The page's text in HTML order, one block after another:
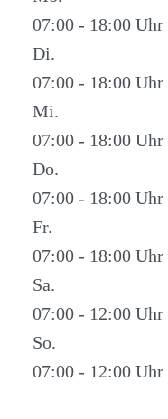
07:00 - 18:00
Di.
07:00 - 18:00
Mi.
07:00 - 18:00
Do.
07:00 - 18:00
Fr.
07:00 - 18:00
Sa.
07:00 - 12:00
So.
07:00 - 12:00